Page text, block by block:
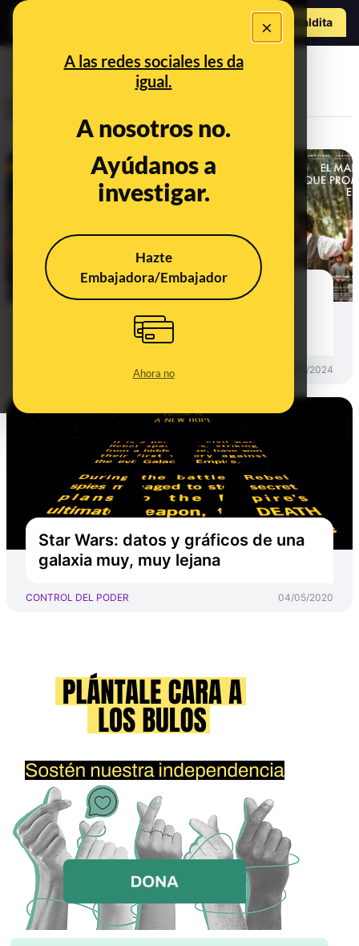
×
A las redes sociales les da
igual.
A nosotros no.
Ayúdanos a
investigar.
Hazte
Embajadora/Embajador
Ahora no
Hazte Maldita
No es Goya todo lo que reluce:
datos sobre el cine producido en
España en 2023
09/02/2024
Star Wars: datos y gráficos de una
galaxia muy, muy lejana
CONTROL DEL PODER 04/05/2020